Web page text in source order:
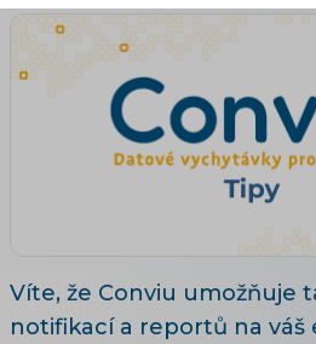
Víte, že Conviu umožňuje
notifikací a reportů na váš